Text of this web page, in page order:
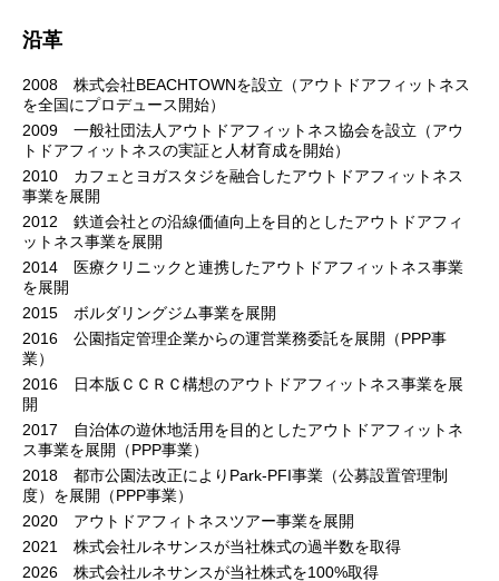
沿革
2008 株式会社BEACHTOWNを設立（アウトドアフィットネス
を全国にプロデュース開始）
2009 一般社団法人アウトドアフィットネス協会を設立（アウ
トドアフィットネスの実証と人材育成を開始）
2010 カフェとヨガスタジを融合したアウトドアフィットネス
事業を展開
2012 鉄道会社との沿線価値向上を目的としたアウトドアフィ
ットネス事業を展開
2014 医療クリニックと連携したアウトドアフィットネス事業
を展開
2015 ボルダリングジム事業を展開
2016 公園指定管理企業からの運営業務委託を展開（PPP事
業）
2016 日本版ＣＣＲＣ構想のアウトドアフィットネス事業を展
開
2017 自治体の遊休地活用を目的としたアウトドアフィットネ
ス事業を展開（PPP事業）
2018 都市公園法改正によりPark-PFI事業（公募設置管理制
度）を展開（PPP事業）
2020 アウトドアフィトネスツアー事業を展開
2021 株式会社ルネサンスが当社株式の過半数を取得
2026 株式会社ルネサンスが当社株式を100%取得